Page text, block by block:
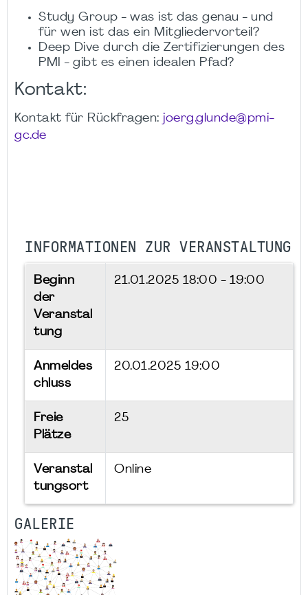
Study Group - was ist das genau - und
für wen ist das ein Mitgliedervorteil?
Deep Dive durch die Zertifizierungen des
PMI - gibt es einen idealen Pfad?
Kontakt:
Kontakt für Rückfragen: joerg.glunde@pmi-
gc.de
INFORMATIONEN ZUR VERANSTALTUNG
Beginn
der
Veranstal
tung
21.01.2025 18:00 - 19:00
Anmeldes
chluss
20.01.2025 19:00
Freie
Plätze
25
Veranstal
tungsort
Online
GALERIE